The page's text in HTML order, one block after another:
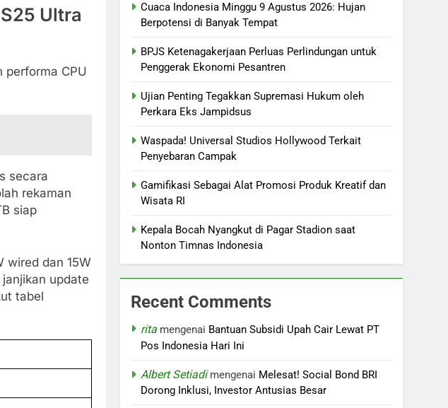
Ultra
performa CPU
secara
rekaman
siap
wired dan 15W
update
tabel
Cuaca Indonesia Minggu 9 Agustus 2026: Hujan
Berpotensi di Banyak Tempat
BPJS Ketenagakerjaan Perluas Perlindungan untuk
Penggerak Ekonomi Pesantren
Ujian Penting Tegakkan Supremasi Hukum oleh
Perkara Eks Jampidsus
Waspada! Universal Studios Hollywood Terkait
Penyebaran Campak
Gamifikasi Sebagai Alat Promosi Produk Kreatif dan
Wisata RI
Kepala Bocah Nyangkut di Pagar Stadion saat
Nonton Timnas Indonesia
Recent Comments
rita mengenai Bantuan Subsidi Upah Cair Lewat PT
Pos Indonesia Hari Ini
Albert Setiadimengenai Melesat! Social Bond BRI
Dorong Inklusi, Investor Antusias Besar